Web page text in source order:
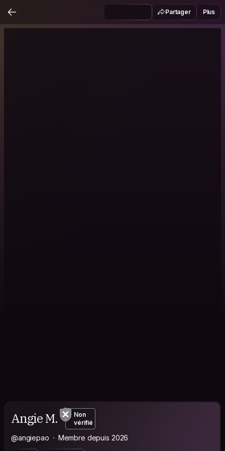
Partager Plus
Angie M.
Non
vérifié
@angiepao Membre depuis 2026